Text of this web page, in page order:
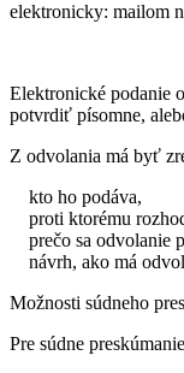
elektronicky: mailom
Elektronické podanie
potvrdiť písomne,
Z odvolania má byť
kto ho podáva,
proti ktorému
prečo sa odvolanie
návrh, ako má
Možnosti súdneho
Pre súdne